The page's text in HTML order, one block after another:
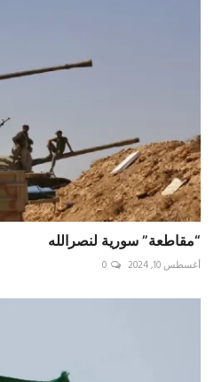
“مقاطعة” سورية لنصرالله
أغسطس 10, 2024 0